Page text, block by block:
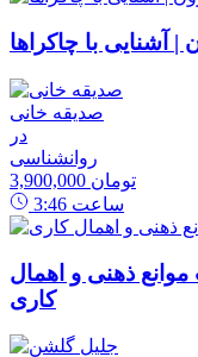
آشنایی با چاکراها
صدیقه خانی
در
روانشناسی
3,900,000 تومان
3:46 ساعت
موانع ذهنی و اهمال
کاری